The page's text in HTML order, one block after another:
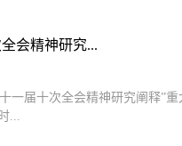
会精神研究...
一届十次全会精神研究阐释”
...